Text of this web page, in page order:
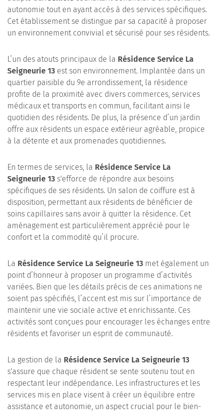
autonomie tout en ayant accès à des services spécifiques.
Cet établissement se distingue par sa capacité à proposer
un environnement convivial et sécurisé pour ses résidents.
L’un des atouts principaux de la Résidence Service La
Seigneurie 13 est son environnement. Implantée dans un
quartier paisible du 9e arrondissement, la résidence
profite de la proximité avec divers commerces, services
médicaux et transports en commun, facilitant ainsi le
quotidien des résidents. De plus, la présence d’un jardin
offre aux résidents un espace extérieur agréable, propice
à la détente et aux promenades quotidiennes.
En termes de services, la Résidence Service La
Seigneurie 13 s'efforce de répondre aux besoins
spécifiques de ses résidents. Un salon de coiffure est à
disposition, permettant aux résidents de bénéficier de
soins capillaires sans avoir à quitter la résidence. Cet
aménagement est particulièrement apprécié pour le
confort et la commodité qu’il procure.
La Résidence Service La Seigneurie 13 met également un
point d’honneur à proposer un programme d’activités
variées. Bien que les détails précis de ces animations ne
soient pas spécifiés, l’accent est mis sur l’importance de
maintenir une vie sociale active et enrichissante. Ces
activités sont conçues pour encourager les échanges entre
résidents et favoriser un esprit de communauté.
La gestion de la Résidence Service La Seigneurie 13
s'assure que chaque résident se sente soutenu tout en
respectant leur indépendance. Les infrastructures et les
services mis en place visent à créer un équilibre entre
assistance et autonomie, un aspect crucial pour le bien-